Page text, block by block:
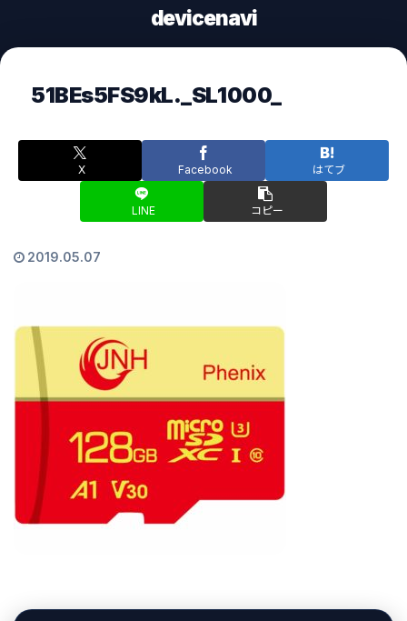
devicenavi
51BEs5FS9kL._SL1000_
X Facebook はてブ
LINE コピー
2019.05.07